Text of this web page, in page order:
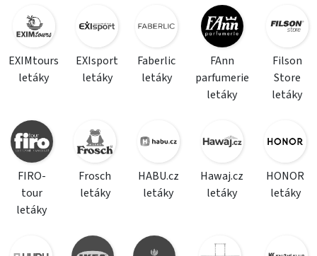
EXIMtours
letáky
EXIsport
letáky
Faberlic
letáky
FAnn
parfumerie
letáky
Filson
Store
letáky
FIRO-
tour
letáky
Frosch
letáky
HABU.cz
letáky
Hawaj.cz
letáky
HONOR
letáky